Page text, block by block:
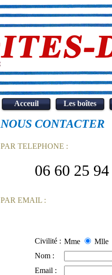
Acceuil Les boîtes
NOUS CONTACTER
PAR TELEPHONE :
06 60 25
PAR EMAIL :
Civilité : Mme
Mlle
Nom :
Email :